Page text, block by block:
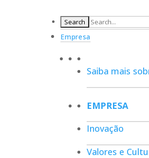
Empresa
Saiba mais
EMPRESA
Inovação
Valores e